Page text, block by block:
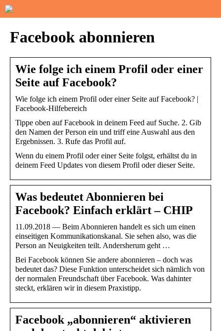
Facebook abonnieren
Wie folge ich einem Profil oder einer
Seite auf Facebook?
Wie folge ich einem Profil oder einer Seite auf Facebook? |
Facebook-Hilfebereich
Tippe oben auf Facebook in deinem Feed auf Suche. 2. Gib
den Namen der Person ein und triff eine Auswahl aus den
Ergebnissen. 3. Rufe das Profil auf.
Wenn du einem Profil oder einer Seite folgst, erhältst du in
deinem Feed Updates von diesem Profil oder dieser Seite.
Was bedeutet Abonnieren bei
Facebook? Einfach erklärt – CHIP
11.09.2018 — Beim Abonnieren handelt es sich um einen
einseitigen Kommunikationskanal. Sie sehen also, was die
Person an Neuigkeiten teilt. Andersherum geht …
Bei Facebook können Sie andere abonnieren – doch was
bedeutet das? Diese Funktion unterscheidet sich nämlich von
der normalen Freundschaft über Facebook. Was dahinter
steckt, erklären wir in diesem Praxistipp.
Facebook „abonnieren“ aktivieren